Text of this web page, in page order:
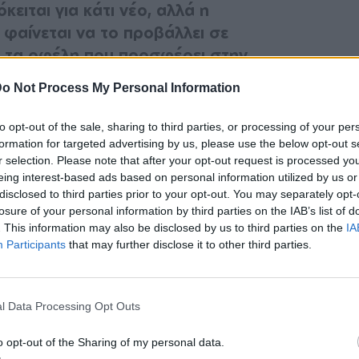
Not Process My Personal Information
opt-out of the sale, sharing to third parties, or processing of your
for targeted advertising by us, please use the below opt-out
selection. Please note that after your opt-out request is processed
interest-based ads based on personal information utilized by us
to third parties prior to your opt-out. You may separately
of your personal information by third parties on the IAB’s list of
This information may also be disclosed by us to third parties on the
Participants that may further disclose it to other third parties.
Data Processing Opt Outs
opt-out of the Sharing of my personal data.
για κάτι νέο, αλλά η
να το προβάλλει σε
οφέλη που προσφέρει στην
(HA)
τη λέξη “οξύ”, δεν δρα όπως τα
ή το σαλικυλικό). Πρόκειται για
του δέρματός μας, το οποίο συμβάλλει
και της σφριγυλότητας και στη μείωση